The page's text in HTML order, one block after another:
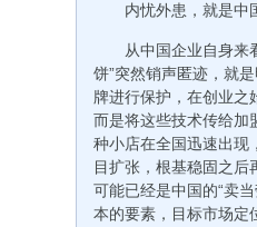
内忧外患，就是中
从中国企业自身来
饼”突然销声匿迹，就
牌进行保护，在创业之
而是将这些技术传给加
种小店在全国迅速出现
目扩张，根基稳固之后
可能已经是中国的“卖
本的要素，目标市场定